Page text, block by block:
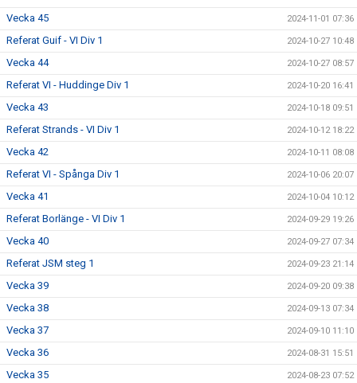
Vecka 45 2024-11-01 07:36
Referat Guif - VI Div 1 2024-10-27 10:48
Vecka 44 2024-10-27 08:57
Referat VI - Huddinge Div 1 2024-10-20 16:41
Vecka 43 2024-10-18 09:51
Referat Strands - VI Div 1 2024-10-12 18:22
Vecka 42 2024-10-11 08:08
Referat VI - Spånga Div 1 2024-10-06 20:07
Vecka 41 2024-10-04 10:12
Referat Borlänge - VI Div 1 2024-09-29 19:26
Vecka 40 2024-09-27 07:34
Referat JSM steg 1 2024-09-23 21:14
Vecka 39 2024-09-20 09:38
Vecka 38 2024-09-13 07:34
Vecka 37 2024-09-10 11:10
Vecka 36 2024-08-31 15:51
Vecka 35 2024-08-23 07:52